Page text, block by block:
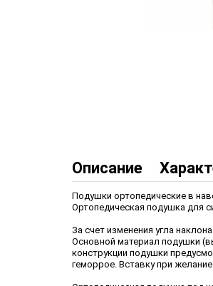
Описание
Подушки ортопедические в
Ортопедическая подушка для
За счет изменения угла
Основной материал подушки
конструкции подушки
геморрое. Вставку при